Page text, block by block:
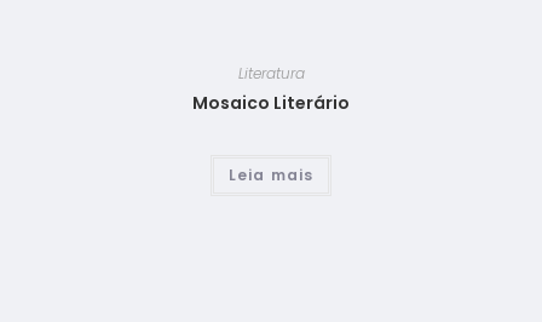
Literatura
Mosaico Literário
Leia mais